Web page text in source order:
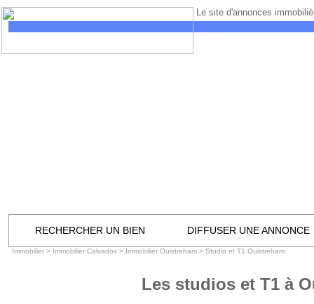
Le site d'annonces
RECHERCHER UN BIEN DIFFUSER UNE ANNONCE
Immobilier > Immobilier Calvados > Immobilier Ouistreham > Studio et T1 Ouistreham
Les studios et T1 à